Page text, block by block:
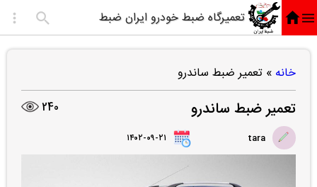
تعمیرگاه ضبط خودرو ایران ضبط
خانه » تعمیر ضبط ساندرو
تعمیر ضبط ساندرو 240
tara ۱۴۰۲-۰۹-۲۱